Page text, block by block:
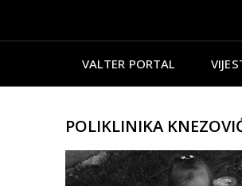
VALTER PORTAL
POLIKLINIKA